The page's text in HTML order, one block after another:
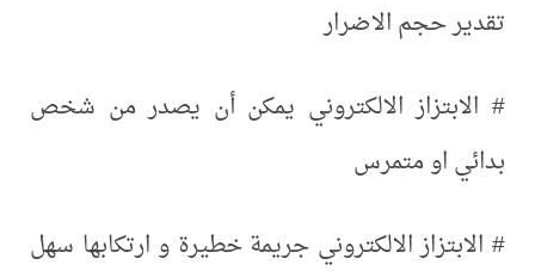
تقدير حجم الاضرار
# الابتزاز الالكتروني يمكن أن يصدر من شخص
بدائي او متمرس
# الابتزاز الالكتروني جريمة خطيرة و ارتكابها سهل